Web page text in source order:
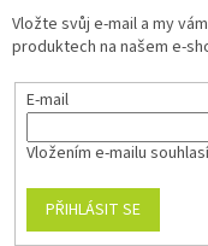
Vložte svůj e-mail a my
produktech na našem e-
E-mail
Vložením e-mailu
PŘIHLÁSIT SE